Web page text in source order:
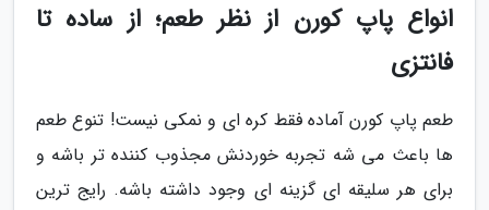
انواع پاپ کورن از نظر طعم؛ از ساده تا
فانتزی
طعم پاپ کورن آماده فقط کره ای و نمکی نیست! تنوع طعم
ها باعث می شه تجربه خوردنش مجذوب کننده تر باشه و
برای هر سلیقه ای گزینه ای وجود داشته باشه. رایج ترین